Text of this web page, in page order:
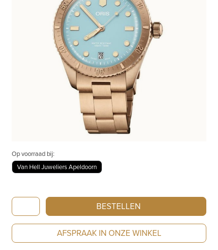
Op voorraad bij:
Van Hell Juweliers Apeldoorn
Oris
Divers
Sixty-
BESTELLEN
AFSPRAAK IN ONZE WINKEL